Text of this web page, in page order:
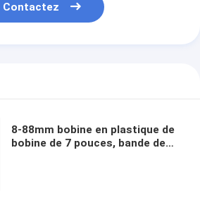
Contactez
8-88mm bobine en plastique de
bobine de 7 pouces, bande de